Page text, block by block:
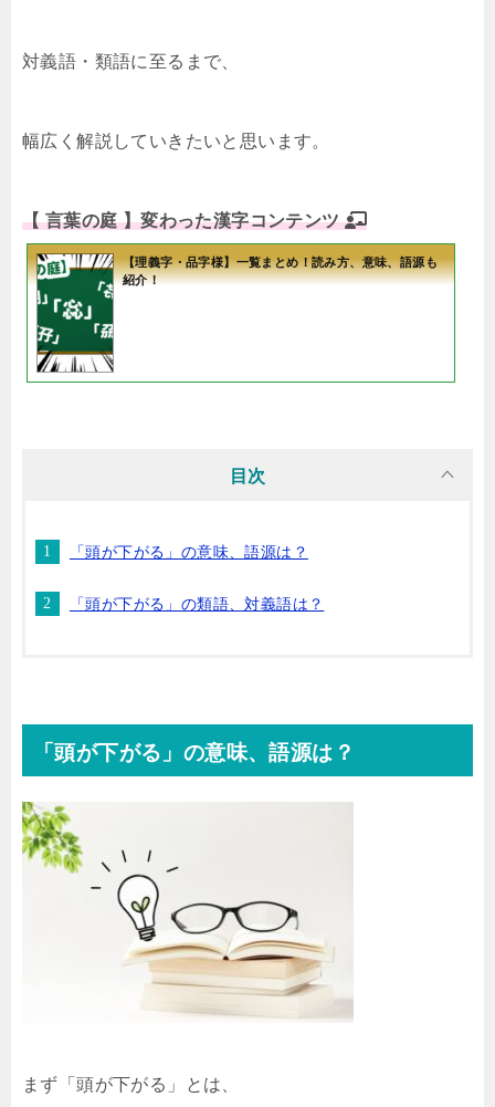
対義語・類語に至るまで、
幅広く解説していきたいと思います。
【 言葉の庭 】変わった漢字コンテンツ
【理義字・品字様】一覧まとめ！読み方、意味、語源も
紹介！
目次
「頭が下がる」の意味、語源は？
「頭が下がる」の類語、対義語は？
「頭が下がる」の意味、語源は？
まず「頭が下がる」とは、